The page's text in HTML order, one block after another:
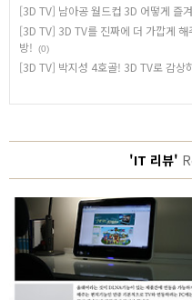
[3D TV] 남아공 월드컵 3D 어떻게 즐
[3D TV] 3D TV를 진짜에 더 가깝게
방!
(0)
[3D TV] 박지성 4호골! 3D TV로 감상
'IT 리뷰'